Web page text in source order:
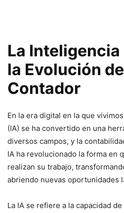
La
la Evolución
Contador
En la era digital en la que
(IA) se ha convertido en una
diversos campos, y la
IA ha revolucionado la forma en
realizan su trabajo,
abriendo nuevas oportunidades
La IA se refiere a la capacidad